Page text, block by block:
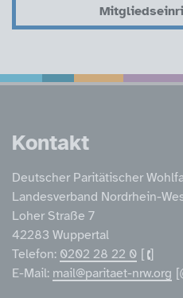
Service
Kontakt
Deutscher Paritätischer
Landesverband Nordrhein-
Loher Straße 7
42283 Wuppertal
Telefon: 0202 28 22 0
E-Mail: mail@paritaet-nrw.org